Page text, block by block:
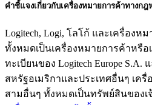
คำชี้แจงเกี่ยวกับเครื่องหมายการค้าทางกฎ
Logitech, Logi, โลโก้ และเครื่องห
ทั้งหมดเป็นเครื่องหมายการค้าหรือ
ทะเบียนของ Logitech Europe
สหรัฐอเมริกาและประเทศอื่นๆ เค
สามอื่นๆ ทั้งหมดเป็นทรัพย์สินของเ